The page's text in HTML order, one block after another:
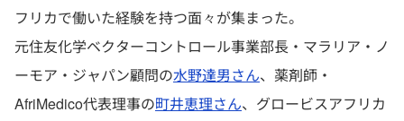
フリカで働いた経験を持つ面々が集まった。
元住友化学ベクターコントロール事業部長・マラリア・ノ
ーモア・ジャパン顧問の水野達男さん、薬剤師・
AfriMedico代表理事の町井恵理さん、グロービスアフリカ